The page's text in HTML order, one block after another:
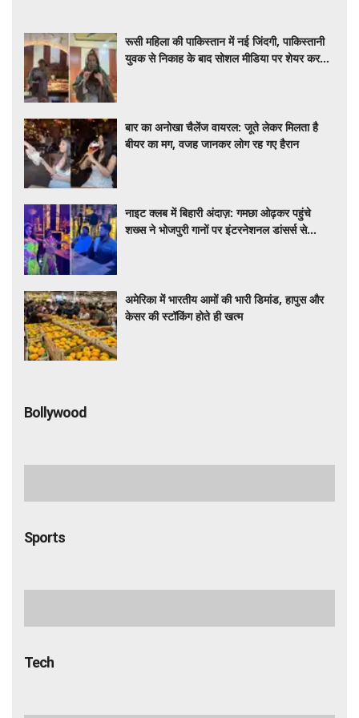
रूसी महिला की पाकिस्तान में नई जिंदगी, पाकिस्तानी
युवक से निकाह के बाद सोशल मीडिया पर शेयर कर
बार का अनोखा चैलेंज वायरल: जूते लेकर मिलता है
बीयर का मग, वजह जानकर लोग रह गए हैरान
नाइट क्लब में बिहारी अंदाज़: गमछा ओढ़कर पहुंचे
शख्स ने भोजपुरी गानों पर इंटरनेशनल डांसर्स से
अमेरिका में भारतीय आमों की भारी डिमांड, हापुस और
केसर की स्टॉकिंग होते ही खत्म
Bollywood
Sports
Tech